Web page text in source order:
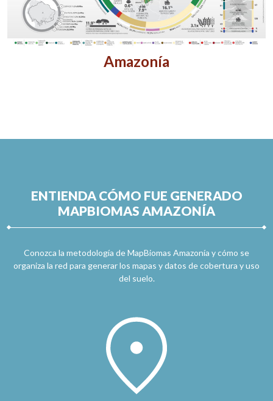
Amazonía
ENTIENDA CÓMO FUE GENERADO
MAPBIOMAS AMAZONÍA
Conozca la metodología de MapBiomas Amazonía y cómo se
organiza la red para generar los mapas y datos de cobertura y uso
del suelo.